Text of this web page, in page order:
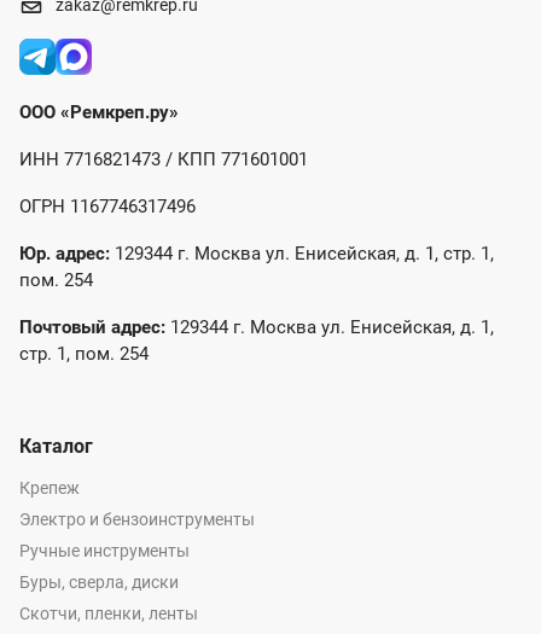
zakaz@remkrep.ru
ООО «Ремкреп.ру»
ИНН 7716821473 / КПП 771601001
ОГРН 1167746317496
Юр. адрес: 129344 г. Москва ул. Енисейская, д. 1, стр. 1,
пом. 254
Почтовый адрес: 129344 г. Москва ул. Енисейская, д. 1,
стр. 1, пом. 254
Каталог
Крепеж
Электро и бензоинструменты
Ручные инструменты
Буры, сверла, диски
Скотчи, пленки, ленты